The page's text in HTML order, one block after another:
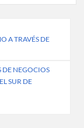
A TRAVÉS DE
DE NEGOCIOS
SUR DE